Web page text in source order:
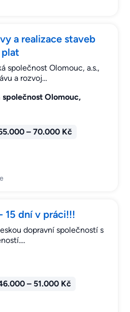
a realizace staveb
plat
společnost Olomouc, a.s.,
a rozvoj…
Olomouc,
– 70.000 Kč
15 dní v práci!!!
dopravní společností s
– 51.000 Kč